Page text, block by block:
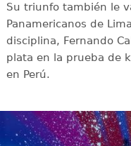
Su triunfo también le
Panamericanos de
disciplina, Fernando
plata en la prueba de
en Perú.